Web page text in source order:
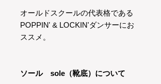
オールドスクールの代表格である
POPPIN' & LOCKIN'ダンサーにお
ススメ。
ソール sole（靴底）について